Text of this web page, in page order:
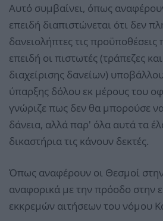
Αυτό συμβαίνει, όπως
επειδή διαπιστώνεται ότι δεν
δανειολήπτες τις
επειδή οι πιστωτές (τράπεζες και
διαχείρισης δανείων)
ύπαρξης δόλου εκ μέρους του
γνώριζε πως δεν θα μπορούσε
δάνεια, αλλά παρ' όλα αυτά τα
δικαστήρια τις κάνουν δεκτές.
Όπως αναφέρουν οι Θεσμοί
αναφορικά με την πρόοδο στην
εκκρεμών αιτήσεων του νόμου